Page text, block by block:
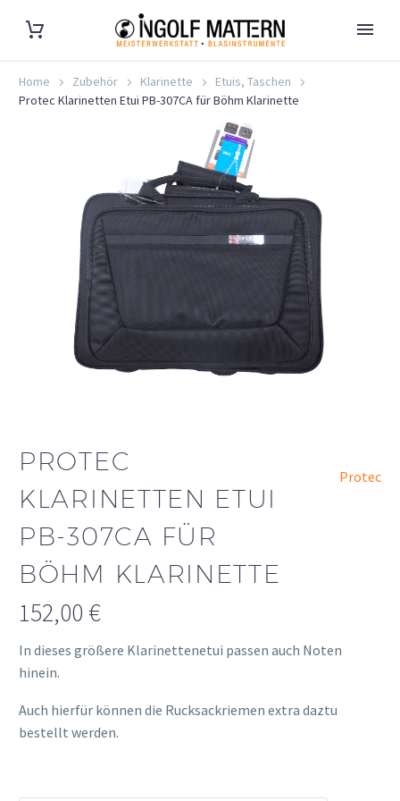
Home Zubehör Klarinette
Etuis, Taschen
Protec Klarinetten Etui PB-307CA für Böhm Klarinette
PROTEC
KLARINETTEN ETUI
PB-307CA FÜR
BÖHM KLARINETTE
Protec
152,00 €
In dieses größere Klarinettenetui passen auch Noten
hinein.
Auch hierfür können die Rucksackriemen extra daztu
bestellt werden.